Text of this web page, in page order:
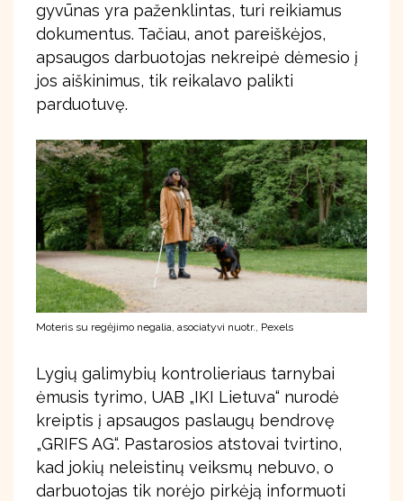
gyvūnas yra paženklintas, turi reikiamus
dokumentus. Tačiau, anot pareiškėjos,
apsaugos darbuotojas nekreipė dėmesio į
jos aiškinimus, tik reikalavo palikti
parduotuvę.
Moteris su regėjimo negalia, asociatyvi nuotr., Pexels
Lygių galimybių kontrolieriaus tarnybai
ėmusis tyrimo, UAB „IKI Lietuva“ nurodė
kreiptis į apsaugos paslaugų bendrovę
„GRIFS AG“. Pastarosios atstovai tvirtino,
kad jokių neleistinų veiksmų nebuvo, o
darbuotojas tik norėjo pirkėją informuoti